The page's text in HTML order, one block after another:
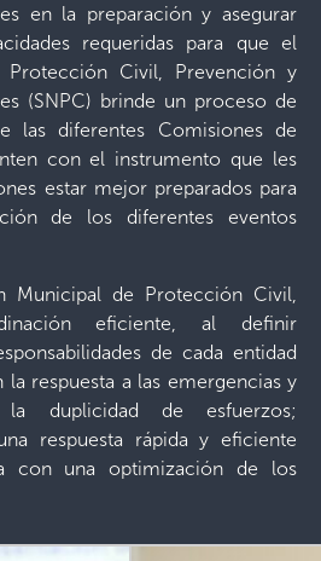
en la preparación y asegurar
requeridas para que el
Protección Civil, Prevención y
(SNPC) brinde un proceso de
las diferentes Comisiones de
con el instrumento que les
estar mejor preparados para
de los diferentes eventos
Municipal de Protección Civil,
eficiente, al definir
de cada entidad
respuesta a las emergencias y
la duplicidad de esfuerzos;
respuesta rápida y eficiente
con una optimización de los